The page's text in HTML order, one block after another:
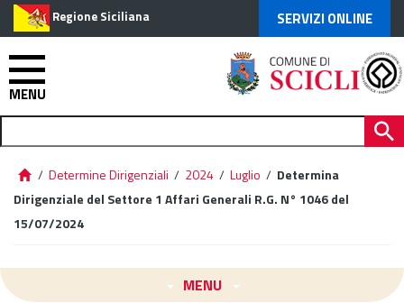
Regione Siciliana SERVIZI ONLINE
MENU
/ Determine Dirigenziali / 2024 / Luglio / Determina
Dirigenziale del Settore 1 Affari Generali R.G. N° 1046 del
15/07/2024
MENU